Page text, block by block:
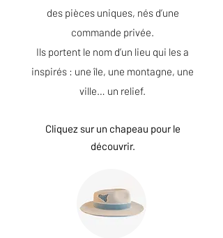
des pièces uniques, nés d’une
commande privée.
Ils portent le nom d’un lieu qui les a
inspirés : une île, une montagne, une
ville… un relief.
Cliquez sur un chapeau pour le
découvrir.